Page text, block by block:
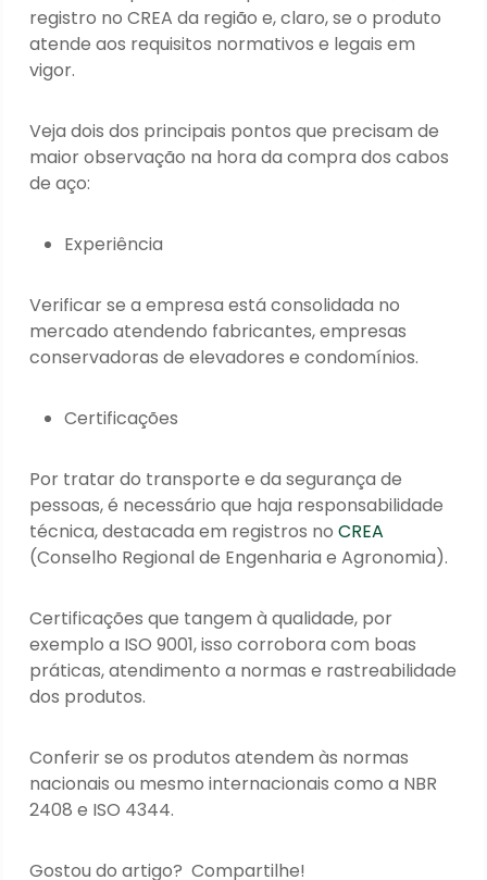
registro no CREA da região e, claro, se o produto
atende aos requisitos normativos e legais em
vigor.
Veja dois dos principais pontos que precisam de
maior observação na hora da compra dos cabos
de aço:
Experiência
Verificar se a empresa está consolidada no
mercado atendendo fabricantes, empresas
conservadoras de elevadores e condomínios.
Certificações
Por tratar do transporte e da segurança de
pessoas, é necessário que haja responsabilidade
técnica, destacada em registros noCREA
(Conselho Regional de Engenharia e Agronomia).
Certificações que tangem à qualidade, por
exemplo a ISO 9001, isso corrobora com boas
práticas, atendimento a normas e rastreabilidade
dos produtos.
Conferir se os produtos atendem às normas
nacionais ou mesmo internacionais como a NBR
2408 e ISO 4344.
Gostou do artigo? Compartilhe!